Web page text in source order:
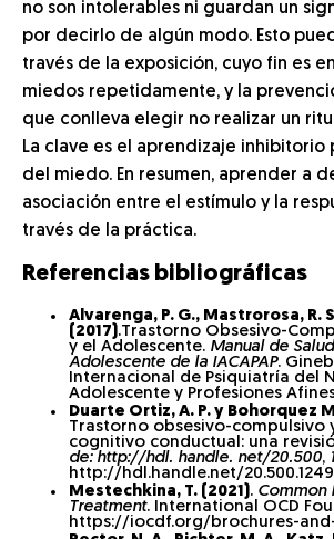
no son intolerables ni guardan un
por decirlo de algún modo. Esto
través de la exposición, cuyo fin es
miedos repetidamente, y la
que conlleva elegir no realizar un
La clave es el aprendizaje inhibitorio
del miedo. En resumen, aprender a
asociación entre el estímulo y la
través de la práctica.
Referencias bibliográficas
Alvarenga, P. G., Mastrorosa, R.
(2017).Trastorno Obsesivo-
y el Adolescente. Manual de
Adolescente de la IACAPAP.
Internacional de Psiquiatría del
Adolescente y Profesiones
Duarte Ortiz, A. P. y Bohorquez
Trastorno obsesivo-compulsivo
cognitivo conductual: una
de: http://hdl. handle. net/20.500,
http://hdl.handle.net/
Mestechkina, T. (2021). Common
Treatment. International OCD
https://iocdf.org/brochures-